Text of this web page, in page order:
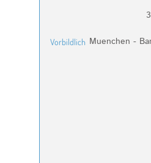
Vorbildlich Muenchen -